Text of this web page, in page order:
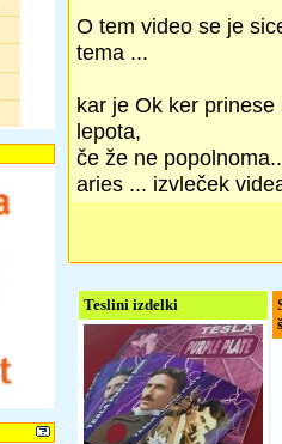
O tem video se je
tema ...
kar je Ok ker
lepota,
če že ne popolnoma..
aries ... izvleček
Teslini izdelki